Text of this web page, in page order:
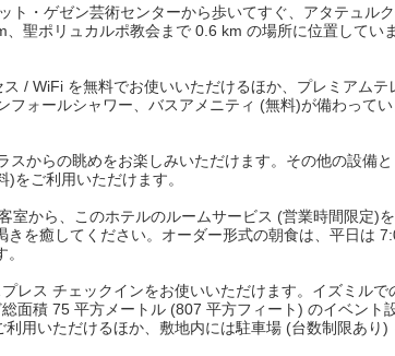
・ゲゼン芸術センターから歩いてすぐ、アタテュル
聖ポリュカルポ教会まで 0.6 km の場所に位置していま
/ WiFi を無料でお使いいただけるほか、プレミアムテ
ォールシャワー、バスアメニティ (無料)が備わってい
からの眺めをお楽しみいただけます。その他の設備と
をご利用いただけます。
室から、このホテルのルームサービス (営業時間限定)
を癒してください。オーダー形式の朝食は、平日は
レス チェックインをお使いいただけます。イズミルで
面積 75 平方メートル (807 平方フィート) のイベント
用いただけるほか、敷地内には駐車場 (台数制限あり)